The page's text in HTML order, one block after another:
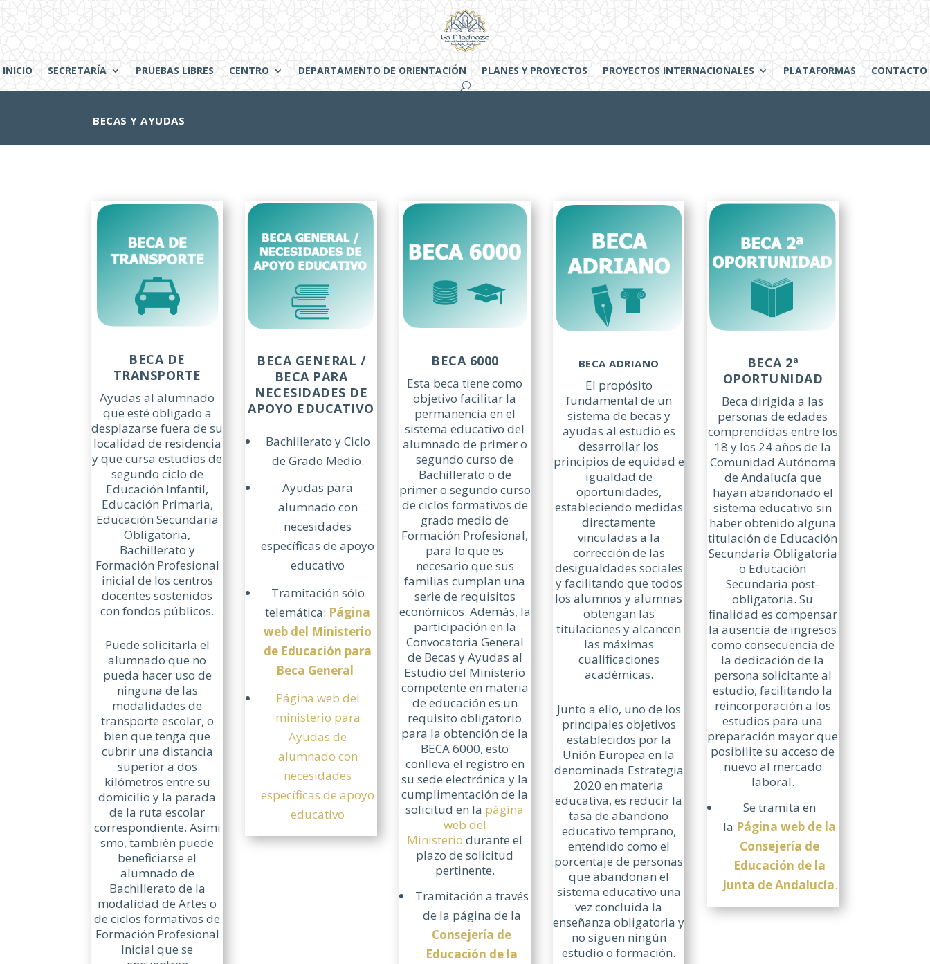
INICIO SECRETARÍA PRUEBAS LIBRES CENTRO DEPARTAMENTO DE ORIENTACIÓN PLANES Y PROYECTOS PROYECTOS INTERNACIONALES PLATAFORMAS CONTACTO
BECAS Y AYUDAS
BECA DE
TRANSPORTE
Ayudas al alumnado
que esté obligado a
desplazarse fuera de su
localidad de residencia
y que cursa estudios de
segundo ciclo de
Educación Infantil,
Educación Primaria,
Educación Secundaria
Obligatoria,
Bachillerato y
Formación Profesional
inicial de los centros
docentes sostenidos
con fondos públicos.
Puede solicitarla el
alumnado que no
pueda hacer uso de
ninguna de las
modalidades de
transporte escolar, o
bien que tenga que
cubrir una distancia
superior a dos
kilómetros entre su
domicilio y la parada
de la ruta escolar
correspondiente. Asimi
smo, también puede
beneficiarse el
alumnado de
Bachillerato de la
modalidad de Artes o
de ciclos formativos de
Formación Profesional
Inicial que se
BECA GENERAL /
BECA PARA
NECESIDADES DE
APOYO EDUCATIVO
Bachillerato y Ciclo
de Grado Medio.
Ayudas para
alumnado con
necesidades
específicas de apoyo
educativo
Tramitación sólo
telemática: Página
web del Ministerio
de Educación para
Beca General
Página web del
ministerio para
Ayudas de
alumnado con
necesidades
específicas de apoyo
educativo
BECA 6000
Esta beca tiene como
objetivo facilitar la
permanencia en el
sistema educativo del
alumnado de primer o
segundo curso de
Bachillerato o de
primer o segundo curso
de ciclos formativos de
grado medio de
Formación Profesional,
para lo que es
necesario que sus
familias cumplan una
serie de requisitos
económicos. Además, la
participación en la
Convocatoria General
de Becas y Ayudas al
Estudio del Ministerio
competente en materia
de educación es un
requisito obligatorio
para la obtención de la
BECA 6000, esto
conlleva el registro en
su sede electrónica y la
cumplimentación de la
solicitud en la página
web del
Ministerio durante el
plazo de solicitud
pertinente.
Tramitación a través
de la página de la
Consejería de
Educación de la
BECA ADRIANO
El propósito
fundamental de un
sistema de becas y
ayudas al estudio es
desarrollar los
principios de equidad e
igualdad de
oportunidades,
estableciendo medidas
directamente
vinculadas a la
corrección de las
desigualdades sociales
y facilitando que todos
los alumnos y alumnas
obtengan las
titulaciones y alcancen
las máximas
cualificaciones
académicas.
Junto a ello, uno de los
principales objetivos
establecidos por la
Unión Europea en la
denominada Estrategia
2020 en materia
educativa, es reducir la
tasa de abandono
educativo temprano,
entendido como el
porcentaje de personas
que abandonan el
sistema educativo una
vez concluida la
enseñanza obligatoria y
no siguen ningún
estudio o formación.
BECA 2ª
OPORTUNIDAD
Beca dirigida a las
personas de edades
comprendidas entre los
18 y los 24 años de la
Comunidad Autónoma
de Andalucía que
hayan abandonado el
sistema educativo sin
haber obtenido alguna
titulación de Educación
Secundaria Obligatoria
o Educación
Secundaria post-
obligatoria. Su
finalidad es compensar
la ausencia de ingresos
como consecuencia de
la dedicación de la
persona solicitante al
estudio, facilitando la
reincorporación a los
estudios para una
preparación mayor que
posibilite su acceso de
nuevo al mercado
laboral.
Se tramita en
la Página web de la
Consejería de
Educación de la
Junta de Andalucía.